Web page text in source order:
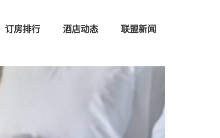
订房排行 酒店动态 联盟新闻